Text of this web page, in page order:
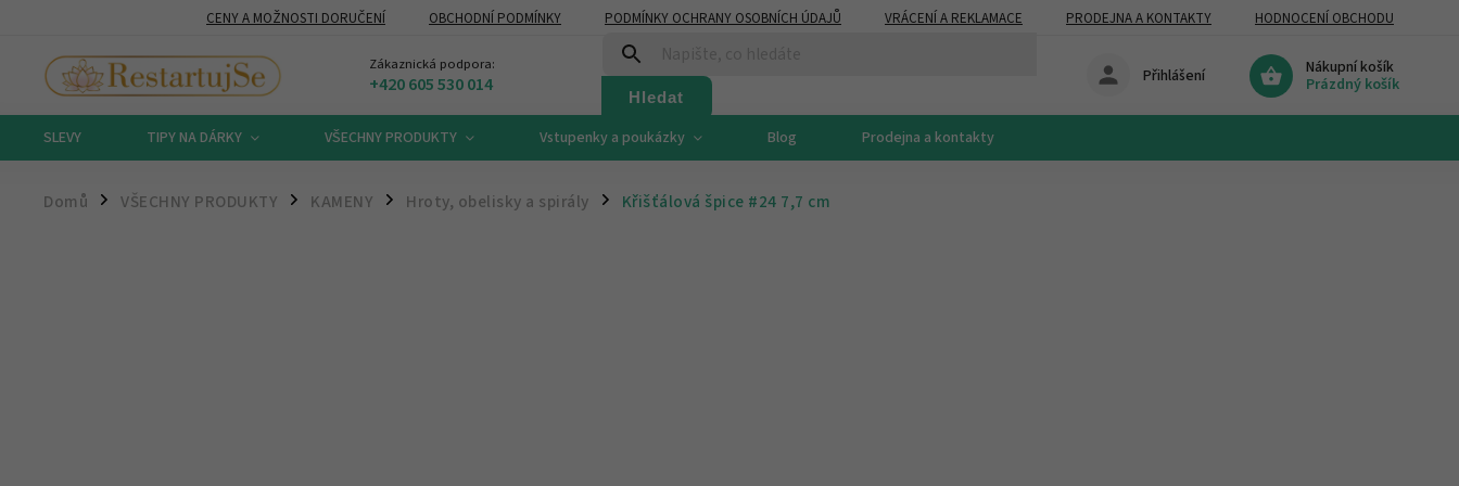
CENY A MOŽNOSTI DORUČENÍ OBCHODNÍ PODMÍNKY PODMÍNKY OCHRANY OSOBNÍCH ÚDAJŮ VRÁCENÍ A REKLAMACE PRODEJNA A KONTAKTY HODNOCENÍ OBCHODU
Zákaznická podpora:
+420 605 530 014 Hledat
Nákupní košík
Prázdný košík
Přihlášení
SLEVY TIPY NA DÁRKY VŠECHNY PRODUKTY Vstupenky a poukázky Blog Prodejna a kontakty
Domů / VŠECHNY PRODUKTY / KAMENY / Hroty, obelisky a spirály / Křišťálová špice #24 7,7 cm